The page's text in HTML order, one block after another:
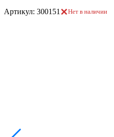
Артикул: 300151 Нет в наличии